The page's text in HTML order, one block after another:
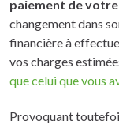
paiement de
changement dans
financière à
vos charges
que celui que vous
Provoquant